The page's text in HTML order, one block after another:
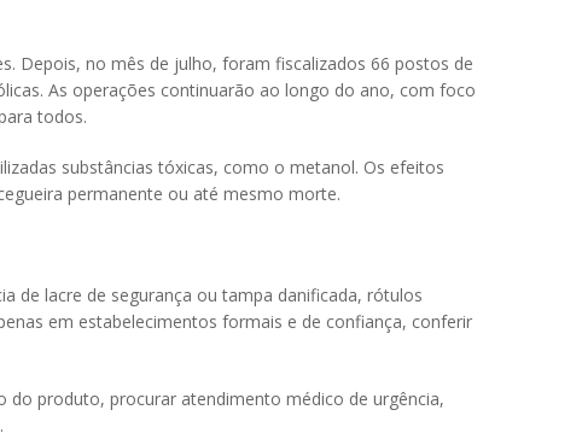
Depois, no mês de julho, foram fiscalizados 66 postos de
As operações continuarão ao longo do ano, com foco
todos.
substâncias tóxicas, como o metanol. Os efeitos
permanente ou até mesmo morte.
de lacre de segurança ou tampa danificada, rótulos
em estabelecimentos formais e de confiança, conferir
produto, procurar atendimento médico de urgência,